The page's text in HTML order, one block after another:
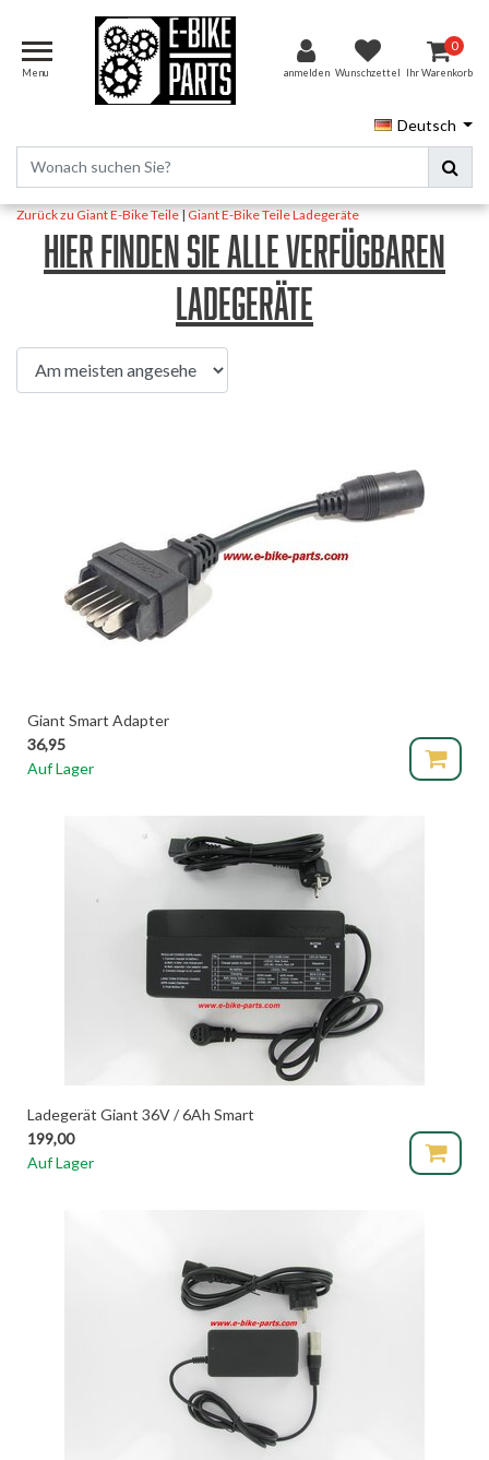
Menu anmelden Wunschzettel
0
Ihr Warenkorb
Deutsch
Zurück zu Giant E-Bike Teile|Giant E-Bike TeileLadegeräte
Hier finden Sie alle verfügbaren
Ladegeräte
Giant Smart Adapter
36,95
Auf Lager
Ladegerät Giant 36V / 6Ah Smart
199,00
Auf Lager